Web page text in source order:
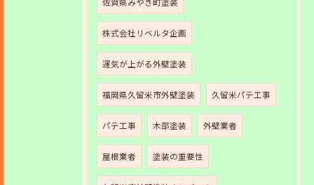
株式会社リベルタ企画
運気が上がる外壁塗装
福岡県久留米市外壁塗装 久留米パテ工事
パテ工事 木部塗装 外壁業者
屋根業者 塗装の重要性